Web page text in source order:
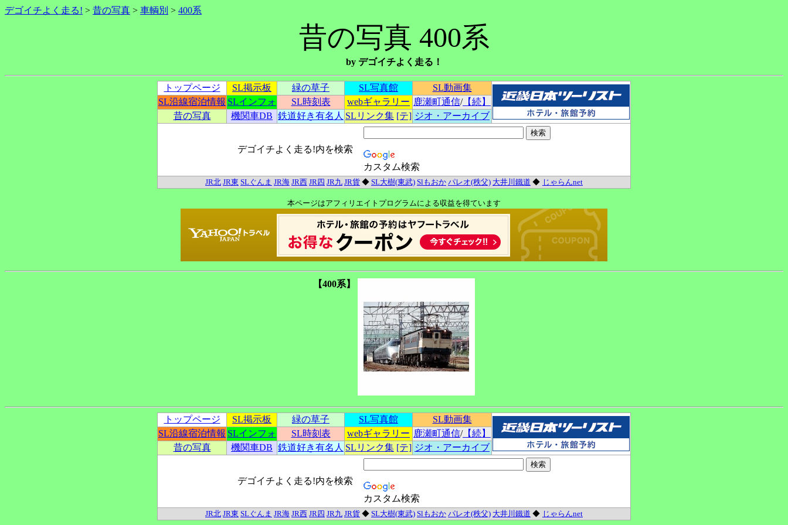
デゴイチよく走る! > 昔の写真 > 車輌別 > 400系
昔の写真 400系
by デゴイチよく走る！
トップページ SL掲示板 緑の草子 SL写真館
SL動画集
SL沿線宿泊情報 SLインフォ SL時刻表 webギャラリー 鹿瀬町通信/【続】
昔の写真
機関車DB 鉄道好き有名人 SLリンク集 [テ] ジオ・アーカイブ
デゴイチよく走る!内を検索
カスタム検索
JR北 JR東 SLぐんま JR海 JR西 JR四 JR九 JR貨 ◆ SL大樹(東武) Slもおか パレオ(秩父) 大井川鐵道 ◆ じゃらんnet
本ページはアフィリエイトプログラムによる収益を得ています
【400系】
トップページ SL掲示板 緑の草子 SL写真館
SL動画集
SL沿線宿泊情報 SLインフォ SL時刻表 webギャラリー 鹿瀬町通信/【続】
昔の写真
機関車DB 鉄道好き有名人 SLリンク集 [テ] ジオ・アーカイブ
デゴイチよく走る!内を検索
カスタム検索
JR北 JR東 SLぐんま JR海 JR西 JR四 JR九 JR貨 ◆ SL大樹(東武) Slもおか パレオ(秩父) 大井川鐵道 ◆ じゃらんnet